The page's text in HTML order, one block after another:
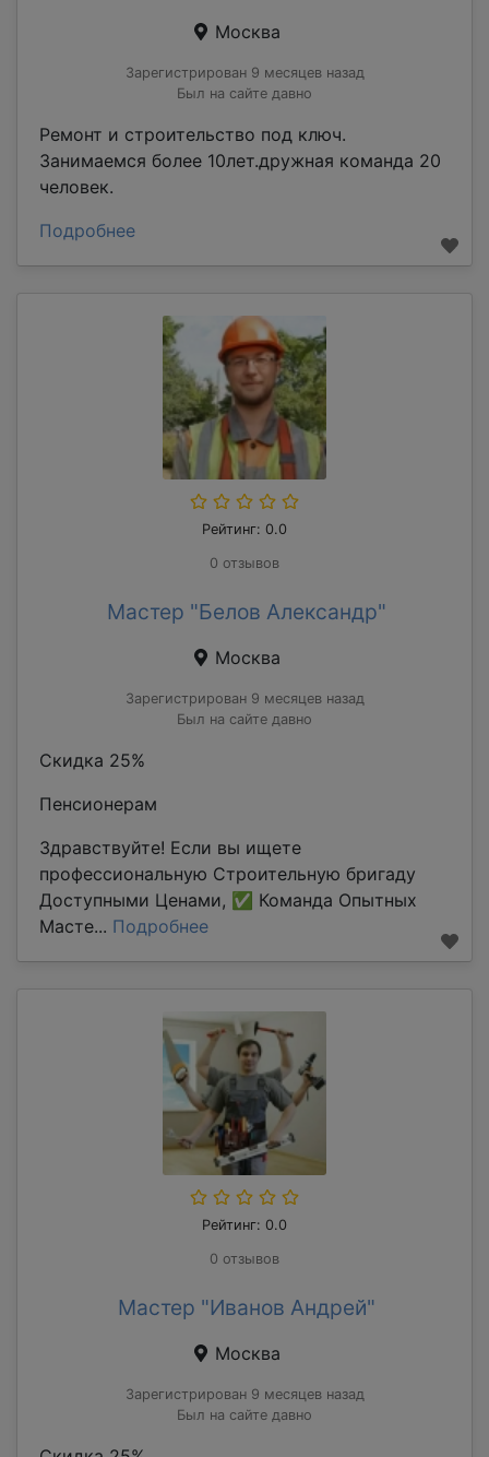
Москва
Зарегистрирован 9 месяцев назад
Был на сайте давно
Ремонт и строительство под ключ.
Занимаемся более 10лет.дружная команда 20
человек.
Подробнее
Рейтинг: 0.0
0 отзывов
Мастер "Белов Александр"
Москва
Зарегистрирован 9 месяцев назад
Был на сайте давно
Скидка 25%
Пенсионерам
Здравствуйте! Если вы ищете
профессиональную Строительную бригаду
Доступными Ценами, ✅ Команда Опытных
Масте... Подробнее
Рейтинг: 0.0
0 отзывов
Мастер "Иванов Андрей"
Москва
Зарегистрирован 9 месяцев назад
Был на сайте давно